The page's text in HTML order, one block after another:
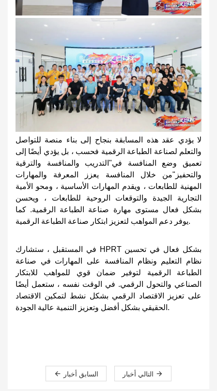
لا يؤدي عقد هذه المسابقة بنجاح إلى بناء منصة للتواصل
والتعلم لصناعة الطباعة الرقمية فحسب ، بل يؤدي أيضًا إلى
تعميق وضع المنافسة في"التدريب والمنافسة والترقية
والتحفيز"من خلال المنافسة يعزز المعرفة والمهارات
المهنية للطابعات ، ويقدم المهارات الأساسية ، ومحو الأمية
التجارية الجيدة والتوقعات الروحية للطابعات ، ويحسن
بشكل فعال مستوى مهارة صناعة الطباعة الرقمية. كما
يوفر دعم المواهب لتعزيز ابتكار صناعة الطباعة الرقمية.
في المستقبل ، ستشارك HPRT بشكل فعال في تحسين
نظام التعليم ونظام المنافسة على المهارات في صناعة
الطباعة الرقمية لتوفير ضمان قوي للمواهب للابتكار
الصناعي والتحول الرقمي. في الوقت نفسه ، ستعمل أيضًا
على تعزيز الاقتصاد الرقمي بشكل نشط لتمكين الاقتصاد
الحقيقي بشكل أفضل وتعزيز التنمية عالية الجودة.
السابق أخبار